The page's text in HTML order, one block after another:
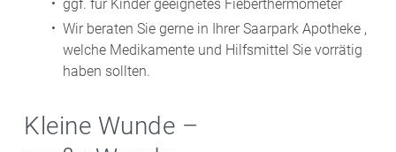
ggf. für Kinder geeignetes Fieberthermometer
Wir beraten Sie gerne in Ihrer Saarpark Apotheke ,
welche Medikamente und Hilfsmittel Sie vorrätig
haben sollten.
Kleine Wunde –